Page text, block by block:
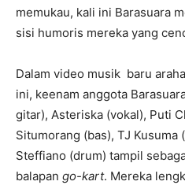
memukau, kali ini Barasuara
sisi humoris mereka yang
Dalam video musik baru
ini, keenam anggota
gitar), Asteriska (vokal), Puti
Situmorang (bas), TJ Kusuma
Steffiano (drum) tampil
balapan go-kart. Mereka